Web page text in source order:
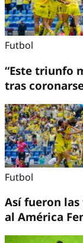
Futbol
“Este triunfo
tras
Futbol
Así fueron
al América